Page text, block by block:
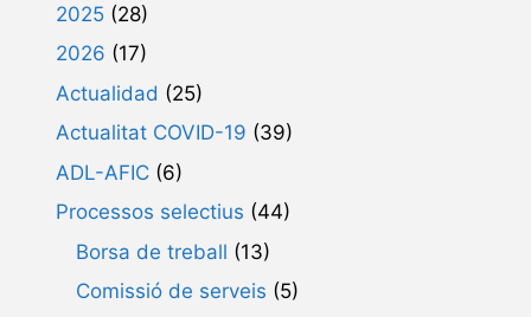
2025 (28)
2026 (17)
Actualidad (25)
Actualitat COVID-19 (39)
ADL-AFIC (6)
Processos selectius (44)
Borsa de treball (13)
Comissió de serveis (5)